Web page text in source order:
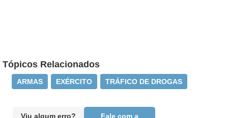
Tópicos Relacionados
ARMAS EXÉRCITO TRÁFICO DE DROGAS
Viu algum erro?
Fale com a